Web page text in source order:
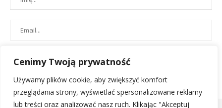
Cenimy Twoją prywatność
Używamy plików cookie, aby zwiększyć komfort
przeglądania strony, wyświetlać spersonalizowane reklamy
lub treści oraz analizować nasz ruch. Klikając "Akceptuj